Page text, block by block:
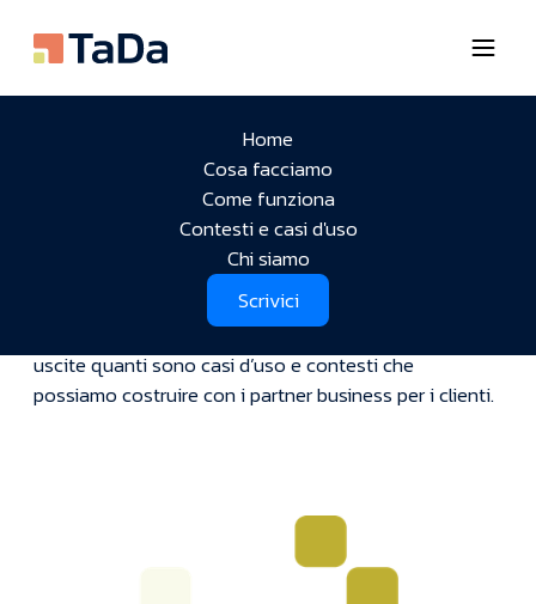
Home
Cosa facciamo
Come funziona
Contesti e casi d'uso
Chi siamo
Scrivici
Scrivici
Abbiamo disegnato una
Crediamo il nostro viaggio sia come quello delle
fermate di una metro: un punto d’ingresso - la
tecnologia e i dati di consumo della casa - e tante
uscite quanti sono casi d’uso e contesti che
possiamo costruire con i partner business per i clienti.